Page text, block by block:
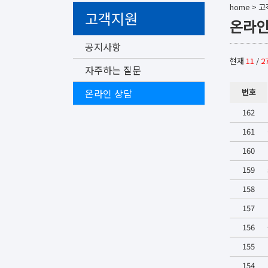
고객지원
공지사항
자주하는 질문
온라인 상담
home > 고
온라
현재 11 /
번호
162
161
160
159
158
157
156
155
154